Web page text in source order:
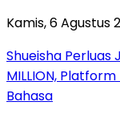
Kamis, 6 Agustus
Shueisha Perluas
MILLION,
Bahasa